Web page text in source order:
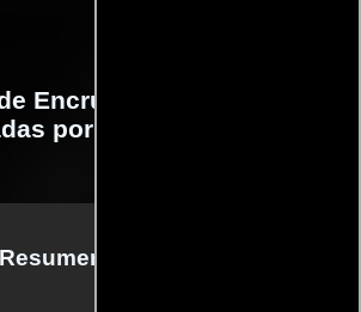
Encrucijada de odios
por profesionales
Resumen de reseñas